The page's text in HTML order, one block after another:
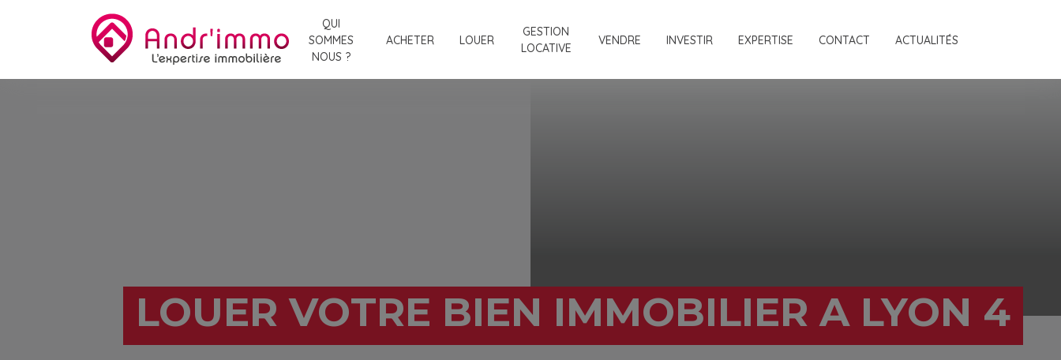
QUI
SOMMES
NOUS ?
ACHETER LOUER
GESTION
LOCATIVE
VENDRE INVESTIR EXPERTISE CONTACT ACTUALITÉS
LOUER VOTRE BIEN IMMOBILIER A LYON 4